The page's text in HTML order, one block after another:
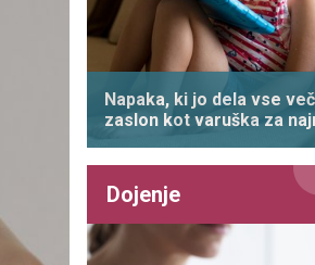
Napaka, ki jo dela vse
zaslon kot varuška za
Dojenje